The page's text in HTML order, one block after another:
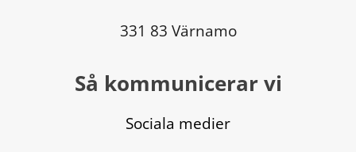
331 83 Värnamo
Så kommunicerar vi
Sociala medier